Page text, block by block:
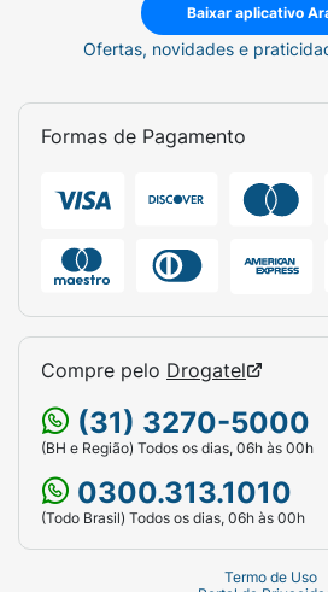
Baixar aplicativo
Ofertas, novidades e
Formas de Pagamento
Compre pelo Drogatel
(31) 3270-5000
(BH e Região) Todos os dias, 06h às 00h
0300.313.1010
(Todo Brasil) Todos os dias, 06h às 00h
Termo de Uso